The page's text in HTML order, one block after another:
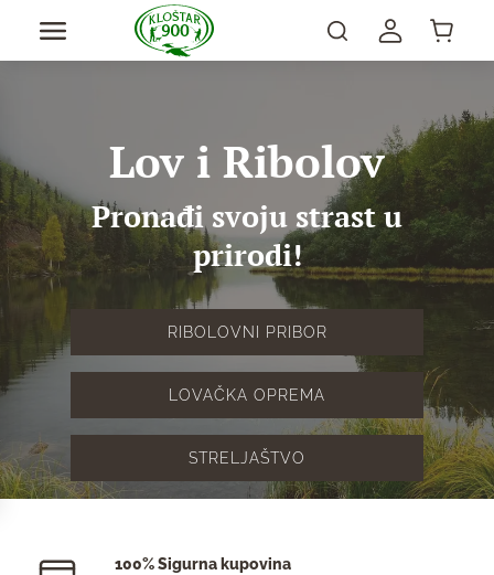
Lov i Ribolov
Pronađi svoju strast u
prirodi!
RIBOLOVNI PRIBOR
LOVAČKA OPREMA
STRELJAŠTVO
100% Sigurna kupovina